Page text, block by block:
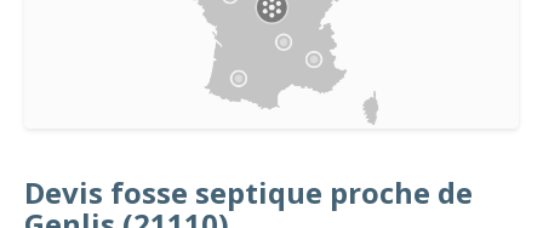
Devis fosse septique proche de